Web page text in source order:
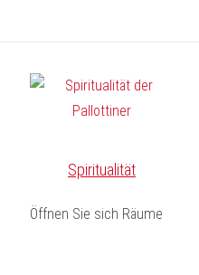
Spiritualität
Öffnen Sie sich Räume